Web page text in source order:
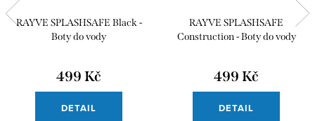
RAYVE SPLASHSAFE Black -
Boty do vody
499 Kč
DETAIL
RAYVE SPLASHSAFE
Construction - Boty do vody
499 Kč
DETAIL